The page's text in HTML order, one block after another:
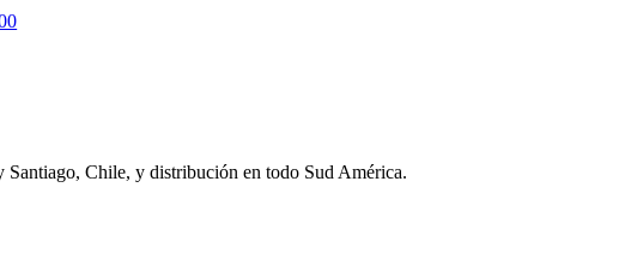
Santiago, Chile, y distribución en todo Sud América.